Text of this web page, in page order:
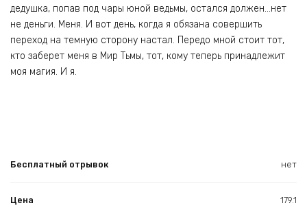
дедушка, попав под чары юной ведьмы, остался должен…нет
не деньги. Меня. И вот день, когда я обязана совершить
переход на темную сторону настал. Передо мной стоит тот,
кто заберет меня в Мир Тьмы, тот, кому теперь принадлежит
моя магия. И я.
Бесплатный отрывок нет
Цена 179.1